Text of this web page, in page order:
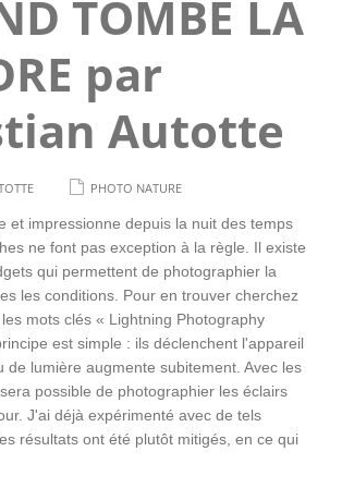
TOMBE LA
par
Autotte
PHOTO NATURE
et impressionne depuis la nuit des temps
ne font pas exception à la règle. Il existe
qui permettent de photographier la
les conditions. Pour en trouver cherchez
mots clés « Lightning Photography
est simple : ils déclenchent l'appareil
de lumière augmente subitement. Avec les
possible de photographier les éclairs
J'ai déjà expérimenté avec de tels
résultats ont été plutôt mitigés, en ce qui